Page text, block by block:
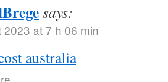
says:
2023 at 7 h 06 min
australia